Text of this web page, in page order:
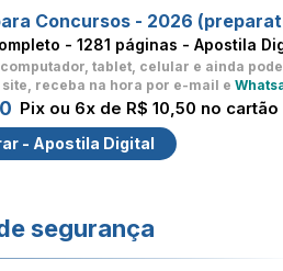
Concursos - 2026
- 1281 páginas - Apostila
tablet, celular e ainda
site, receba na hora por e-mail e
Pix ou 6x de R$ 10,50 no cartão
- Apostila Digital
segurança